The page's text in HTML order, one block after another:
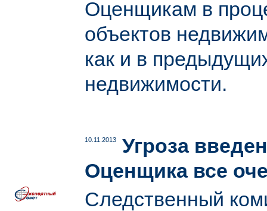
Оценщикам в
объектов
как и в
недвижимости.
10.11.2013
Угроза
Оценщика все
Следственный